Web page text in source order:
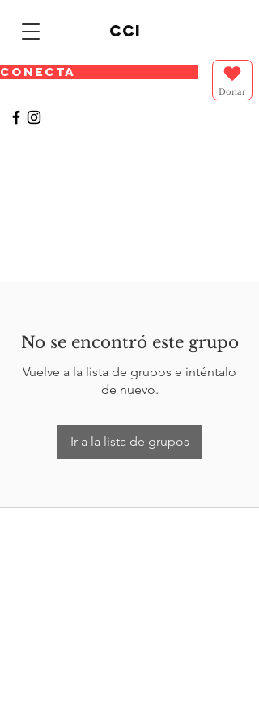
cci
CONECTA
Donar
No se encontró este grupo
Vuelve a la lista de grupos e inténtalo
de nuevo.
Ir a la lista de grupos